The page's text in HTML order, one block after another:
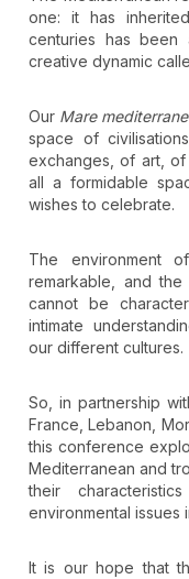
one: it has
centuries has
creative dynamic
Our Mare
space of
exchanges, of art,
all a formidable
wishes to celebrate.
The environment
remarkable, and
cannot be
intimate
our different cultures.
So, in partnership
France, Lebanon,
this conference
Mediterranean and
their
environmental issues
It is our hope that